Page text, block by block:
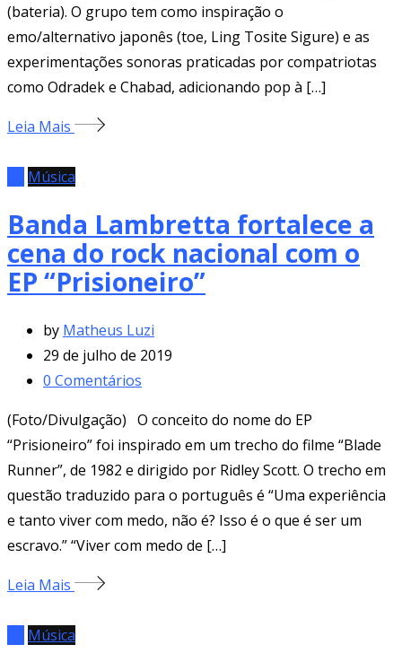
(bateria). O grupo tem como inspiração o
emo/alternativo japonês (toe, Ling Tosite Sigure) e as
experimentações sonoras praticadas por compatriotas
como Odradek e Chabad, adicionando pop à […]
Leia Mais
Música
Banda Lambretta fortalece a
cena do rock nacional com o
EP “Prisioneiro”
by Matheus Luzi
29 de julho de 2019
0 Comentários
(Foto/Divulgação) O conceito do nome do EP
“Prisioneiro” foi inspirado em um trecho do filme “Blade
Runner”, de 1982 e dirigido por Ridley Scott. O trecho em
questão traduzido para o português é “Uma experiência
e tanto viver com medo, não é? Isso é o que é ser um
escravo.” “Viver com medo de […]
Leia Mais
Música